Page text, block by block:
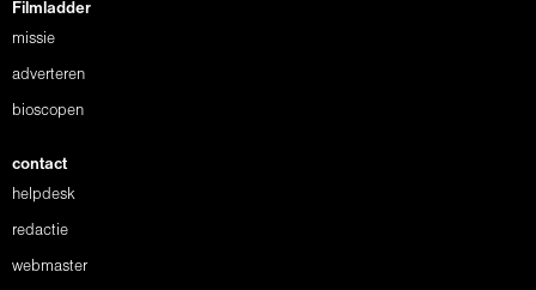
Filmladder
missie
adverteren
bioscopen
contact
helpdesk
redactie
webmaster